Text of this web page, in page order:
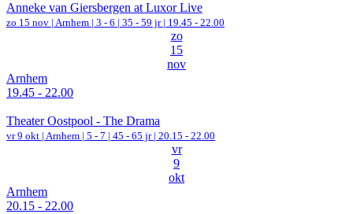
Anneke van Giersbergen at Luxor Live
zo 15 nov | Arnhem | 3 - 6 | 35 - 59 jr | 19.45 - 22.00
zo
15
nov
Arnhem
19.45 - 22.00
Theater Oostpool - The Drama
vr 9 okt | Arnhem | 5 - 7 | 45 - 65 jr | 20.15 - 22.00
vr
9
okt
Arnhem
20.15 - 22.00